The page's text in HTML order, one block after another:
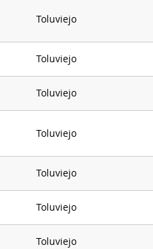
Toluviejo
Toluviejo
Toluviejo
Toluviejo
Toluviejo
Toluviejo
Toluviejo